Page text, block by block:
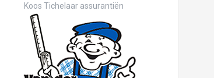
Koos Tichelaar assurantiën